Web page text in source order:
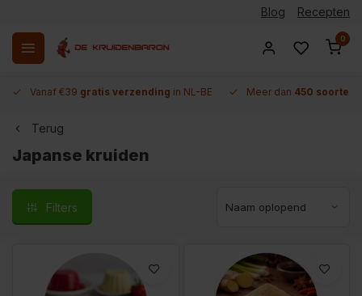
Blog Recepten
0
Vanaf €39 gratis verzending in NL-BE Meer dan 450 soorten
Terug
Japanse kruiden
Filters